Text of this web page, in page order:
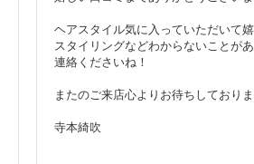
ヘアスタイル気に入っていただいて
スタイリングなどわからないことが
連絡くださいね！
またのご来店心よりお待ちしておりま
寺本綺吹